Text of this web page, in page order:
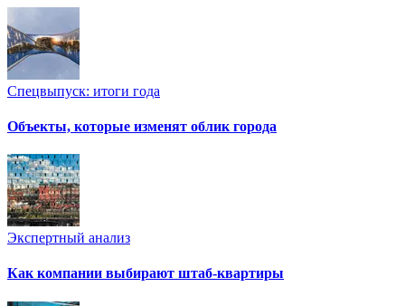
Спецвыпуск: итоги года
Объекты, которые изменят облик города
Экспертный анализ
Как компании выбирают штаб-квартиры